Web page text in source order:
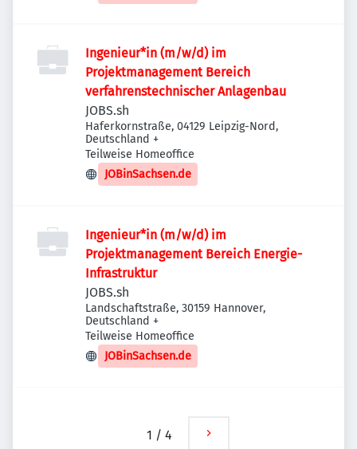
Ingenieur*in (m/w/d) im
Projektmanagement Bereich
verfahrenstechnischer Anlagenbau
JOBS.sh
Haferkornstraße, 04129 Leipzig-Nord,
Deutschland +
Teilweise Homeoffice
JOBinSachsen.de
Ingenieur*in (m/w/d) im
Projektmanagement Bereich Energie-
Infrastruktur
JOBS.sh
Landschaftstraße, 30159 Hannover,
Deutschland +
Teilweise Homeoffice
JOBinSachsen.de
1 / 4